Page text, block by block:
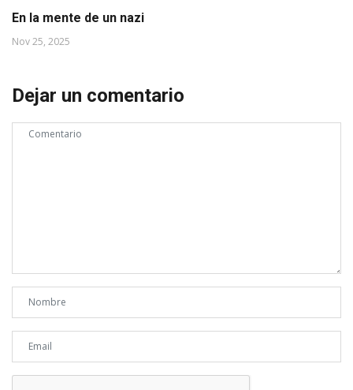
En la mente de un nazi
Nov 25, 2025
Dejar un comentario